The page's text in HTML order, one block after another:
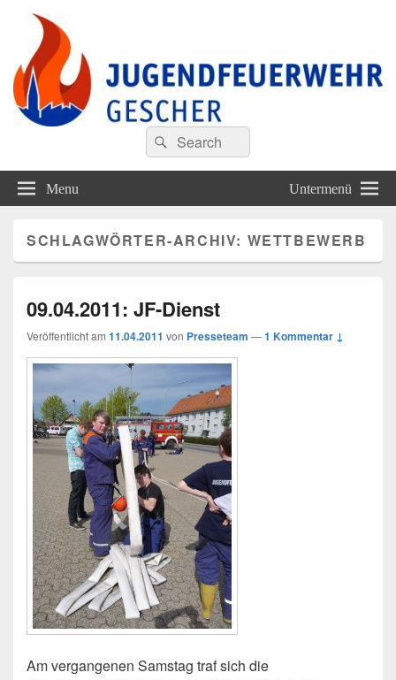
Jugendfeuerwehr Gescher
Finde Deine Stärken – Mit UnsSearch
for:
Suche
Menu Untermenü
SCHLAGWÖRTER-ARCHIV: WETTBEWERB
09.04.2011: JF-Dienst
Veröffentlicht am 11.04.2011 von Presseteam —1 Kommentar ↓
Am vergangenen Samstag traf sich die